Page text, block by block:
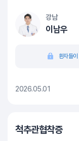
강남
이남우
환자들
2026.05.01
척추관협착증